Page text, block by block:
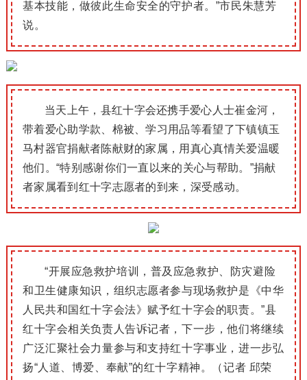
基本技能，做彼此生命安全的守护者。”市民朱慧芳
说。
当天上午，县红十字会还携手爱心人士崔金河，
带着爱心助学款、棉被、学习用品等看望了下镇镇玉
马村器官捐献者陈献财的家属，用真心真情关爱温暖
他们。“特别感谢你们一直以来的关心与帮助。”捐献
者家属看到红十字志愿者的到来，深受感动。
“开展应急救护培训，普及应急救护、防灾避险
和卫生健康知识，组织志愿者参与现场救护是《中华
人民共和国红十字会法》赋予红十字会的职责。”县
红十字会相关负责人告诉记者，下一步，他们将继续
广泛汇聚社会力量参与和支持红十字事业，进一步弘
扬“人道、博爱、奉献”的红十字精神。（记者 邱荣